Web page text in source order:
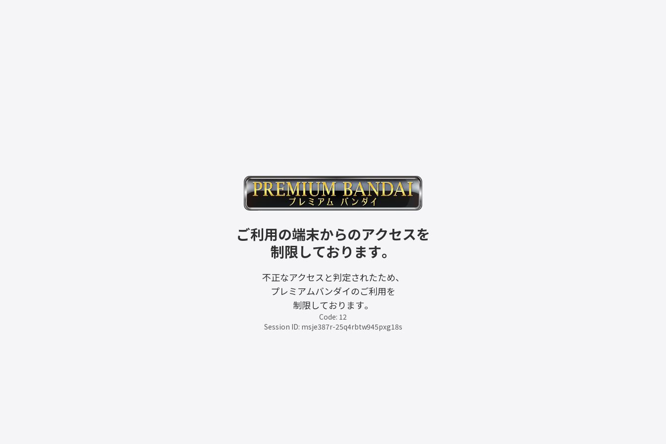
ご利用の端末からのアクセスを
制限しております。
不正なアクセスと判定されたため、
プレミアムバンダイのご利用を
制限しております。
Code: 12
Session ID: msje387r-25q4rbtw945pxg18s